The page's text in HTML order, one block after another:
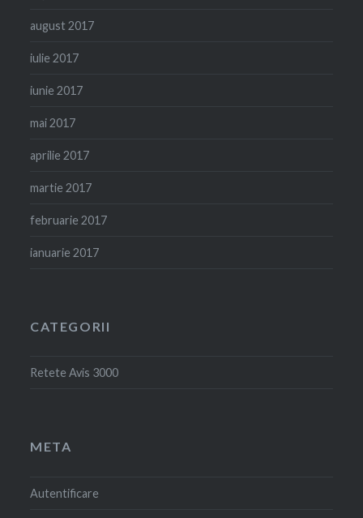
august 2017
iulie 2017
iunie 2017
mai 2017
aprilie 2017
martie 2017
februarie 2017
ianuarie 2017
CATEGORII
Retete Avis 3000
META
Autentificare